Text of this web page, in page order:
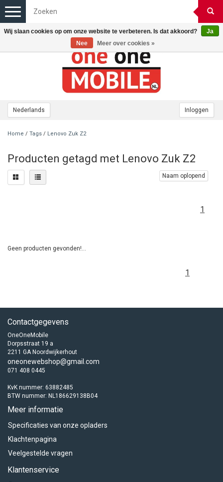
Nederlands Inloggen
Toggle
navigation
Home / Tags / Lenovo Zuk Z2
Producten getagd met Lenovo Zuk Z2
Naam oplopend
1
Geen producten gevonden!...
1
Contactgegevens
OneOneMobile
Dorpsstraat 19 a
2211 GA Noordwijkerhout
oneonewebshop@gmail.com
071 408 0445
KvK nummer: 63882485
BTW nummer: NL186629138B04
Meer informatie
Specificaties van onze opladers
Klachtenpagina
Veelgestelde vragen
Klantenservice
Wij slaan cookies op om onze website te verbeteren. Is dat akkoord?
Ja
Nee
Meer over cookies »